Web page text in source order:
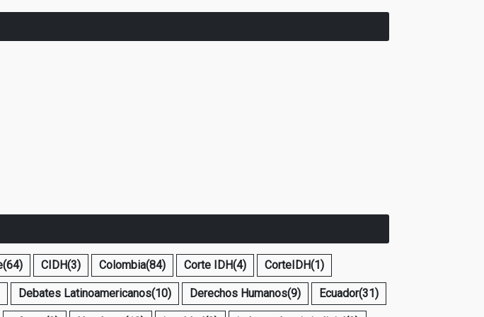
(64) CIDH(3) Colombia(84) Corte IDH(4) CorteIDH(1)
Debates Latinoamericanos(10) Derechos Humanos(9) Ecuador(31)